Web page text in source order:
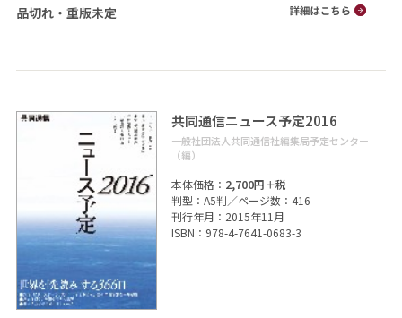
品切れ・重版未定
共同通信ニュース予定2016
一般社団法人共同通信社編集局予定センター
（編）
本体価格： 2,700円＋税
判型：A5判／ページ数：416
刊行年月：2015年11月
ISBN：978-4-7641-0683-3